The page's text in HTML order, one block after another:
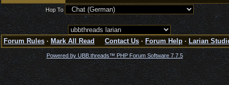
Hop To
Forum Rules · Mark All Read Contact Us · Forum Help · Larian
Powered by UBB.threads™ PHP Forum Software 7.7.5